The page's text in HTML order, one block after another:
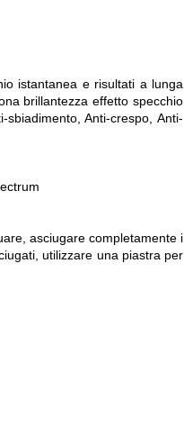
istantanea e risultati a lunga
brillantezza effetto specchio
Anti-crespo, Anti-
asciugare completamente i
utilizzare una piastra per